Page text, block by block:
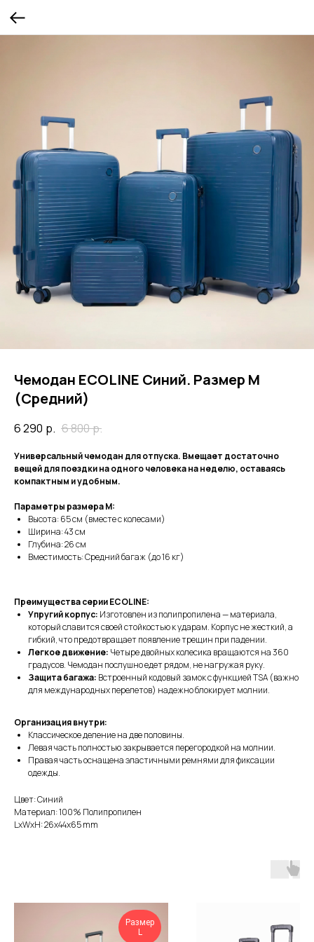
Чемодан ECOLINE Синий. Размер M
(Средний)
6 290 р. 6 800р.
Универсальный чемодан для отпуска. Вмещает достаточно
вещей для поездки на одного человека на неделю, оставаясь
компактным и удобным.
Параметры размера M:
Высота: 65 см (вместе с колесами)
Ширина: 43 см
Глубина: 26 см
Вместимость: Средний багаж (до 16 кг)
Преимущества серии ECOLINE:
Упругий корпус: Изготовлен из полипропилена — материала,
который славится своей стойкостью к ударам. Корпус не жесткий, а
гибкий, что предотвращает появление трещин при падении.
Легкое движение: Четыре двойных колесика вращаются на 360
градусов. Чемодан послушно едет рядом, не нагружая руку.
Защита багажа: Встроенный кодовый замок с функцией TSA (важно
для международных перелетов) надежно блокирует молнии.
Организация внутри:
Классическое деление на две половины.
Левая часть полностью закрывается перегородкой на молнии.
Правая часть оснащена эластичными ремнями для фиксации
одежды.
Цвет: Синий
Материал: 100% Полипропилен
LxWxH: 26x44x65 mm
Размер
L